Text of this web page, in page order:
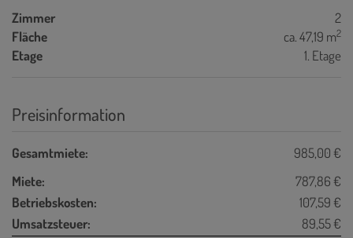
Zimmer
2
Fläche
ca. 47,19 m2
Etage 1. Etage
Preisinformation
Gesamtmiete:
985,00 €
Miete:
787,86 €
Betriebskosten:
107,59 €
Umsatzsteuer:
89,55 €